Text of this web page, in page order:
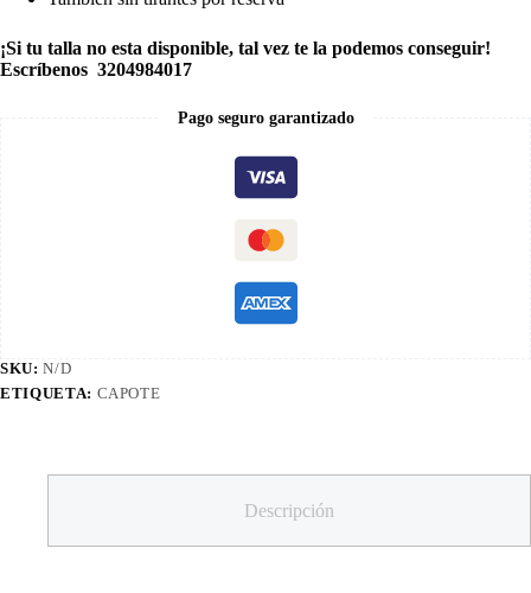
¡Si tu talla no esta disponible, tal vez te la podemos conseguir!
Escríbenos 3204984017
Pago seguro garantizado
SKU:N/D
ETIQUETA: CAPOTE
Descripción